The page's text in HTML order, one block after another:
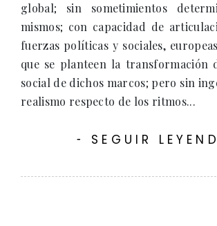
global; sin sometimientos
mismos; con capacidad de
fuerzas políticas y sociales,
que se planteen la transformación
social de dichos marcos; pero sin
realismo respecto de los ritmos...
- SEGUIR